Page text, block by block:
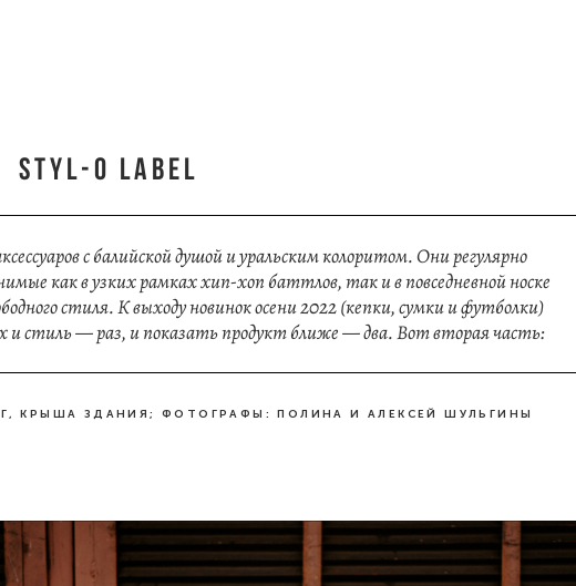
STYL-O LABEL
с балийской душой и уральским колоритом. Они регулярно
как в узких рамках хип-хоп баттлов, так и в повседневной носке
стиля. К выходу новинок осени 2022 (кепки, сумки и футболки)
и стиль — раз, и показать продукт ближе — два. Вот вторая часть:
КРЫША ЗДАНИЯ; ФОТОГРАФЫ: ПОЛИНА И АЛЕКСЕЙ ШУЛЬГИНЫ